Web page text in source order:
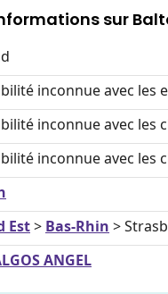
sur
inconnue avec les
inconnue avec les
inconnue avec les
Est> Bas-Rhin >
ANGEL